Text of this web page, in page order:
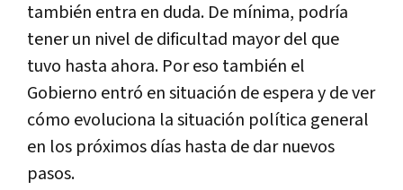
también entra en duda. De mínima, podría
tener un nivel de dificultad mayor del que
tuvo hasta ahora. Por eso también el
Gobierno entró en situación de espera y de ver
cómo evoluciona la situación política general
en los próximos días hasta de dar nuevos
pasos.